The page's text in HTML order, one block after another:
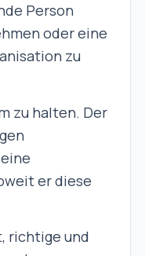
Person
oder eine
zu
zu halten. Der
er diese
richtige und